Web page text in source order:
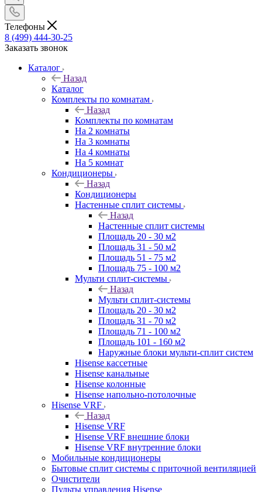
Телефоны
8 (499) 444-30-25
Заказать звонок
Каталог
Назад
Каталог
Комплекты по комнатам
Назад
Комплекты по комнатам
На 2 комнаты
На 3 комнаты
На 4 комнаты
На 5 комнат
Кондиционеры
Назад
Кондиционеры
Настенные сплит системы
Назад
Настенные сплит системы
Площадь 20 - 30 м2
Площадь 31 - 50 м2
Площадь 51 - 75 м2
Площадь 75 - 100 м2
Мульти сплит-системы
Назад
Мульти сплит-системы
Площадь 20 - 30 м2
Площадь 31 - 70 м2
Площадь 71 - 100 м2
Площадь 101 - 160 м2
Наружные блоки мульти-сплит систем
Hisense кассетные
Hisense канальные
Hisense колонные
Hisense напольно-потолочные
Hisense VRF
Назад
Hisense VRF
Hisense VRF внешние блоки
Hisense VRF внутренние блоки
Мобильные кондиционеры
Бытовые сплит системы с приточной вентиляцией
Очистители
Пульты управления Hisense